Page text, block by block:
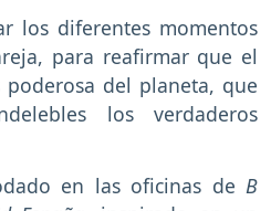
los diferentes momentos
para reafirmar que el
del planeta, que
los verdaderos
en las oficinas de B